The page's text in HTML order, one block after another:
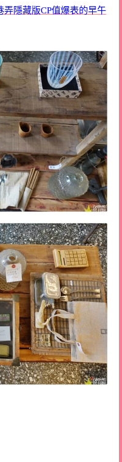
弄隱藏版CP值爆表的早午